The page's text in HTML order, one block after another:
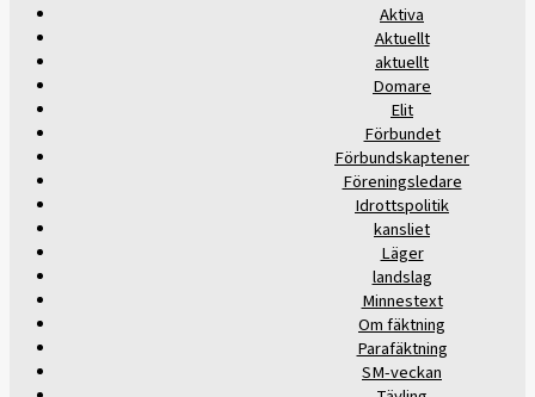
Aktiva
Aktuellt
aktuellt
Domare
Elit
Förbundet
Förbundskaptener
Föreningsledare
Idrottspolitik
kansliet
Läger
landslag
Minnestext
Om fäktning
Parafäktning
SM-veckan